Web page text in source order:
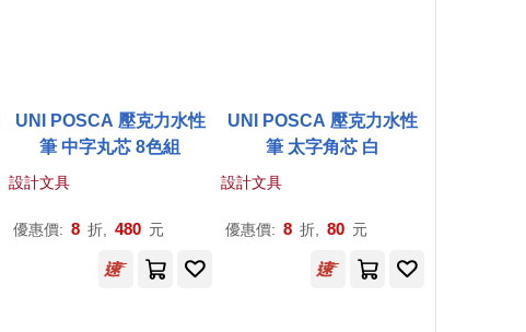
UNI POSCA 壓克力水性
筆 中字丸芯 8色組
設計文具
優惠價: 8 折, 480 元
UNI POSCA 壓克力水性
筆 太字角芯 白
設計文具
優惠價: 8 折, 80 元